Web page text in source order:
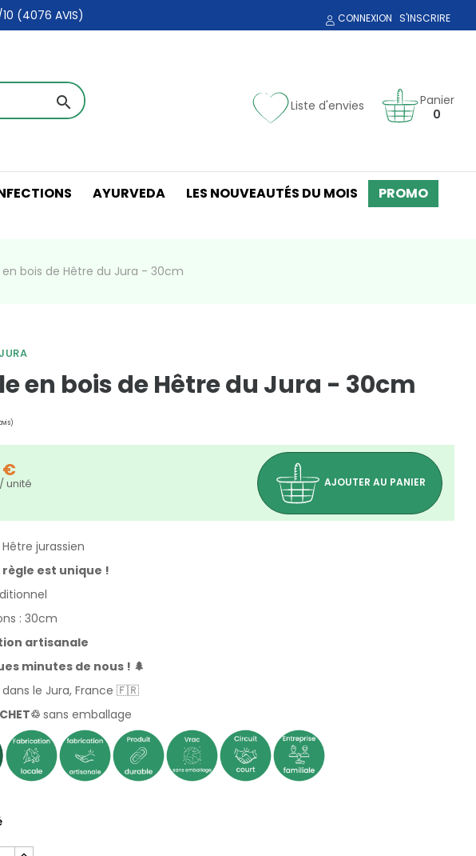
(4076 AVIS) CONNEXION S'INSCRIRE
search Liste d'envies
Panier
0
AYURVEDA LES NOUVEAUTÉS DU MOIS PROMO
en bois de Hêtre du Jura - 30cm
en bois de Hêtre du Jura - 30cm
€
unité
AJOUTER AU PANIER
jurassien
règle est unique !
: 30cm
artisanale
minutes de nous ! 🌲
dans le Jura, France 🇫🇷
sans emballage